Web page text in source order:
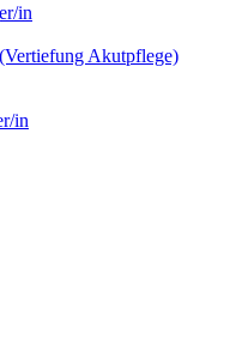
in
Akutpflege)
in